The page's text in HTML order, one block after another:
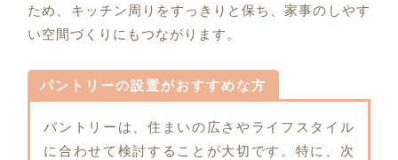
ため、キッチン周りをすっきりと保ち、家事のしやす
い空間づくりにもつながります。
パントリーの設置がおすすめな方
パントリーは、住まいの広さやライフスタイル
に合わせて検討することが大切です。特に、次